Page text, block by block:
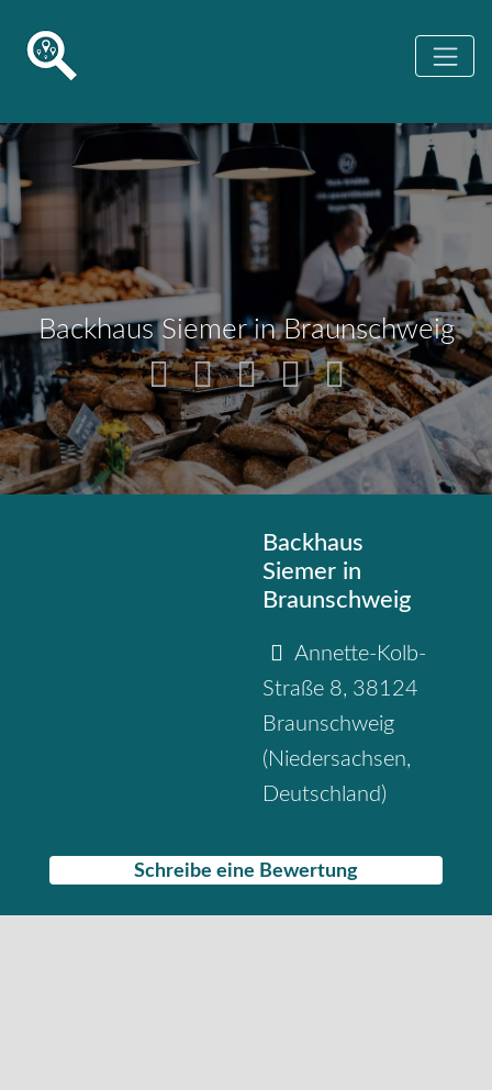
Backhaus Siemer in Braunschweig
Backhaus
Siemer in
Braunschweig
Annette-Kolb-
Straße 8, 38124
Braunschweig
( Niedersachsen,
Deutschland)
Schreibe eine Bewertung